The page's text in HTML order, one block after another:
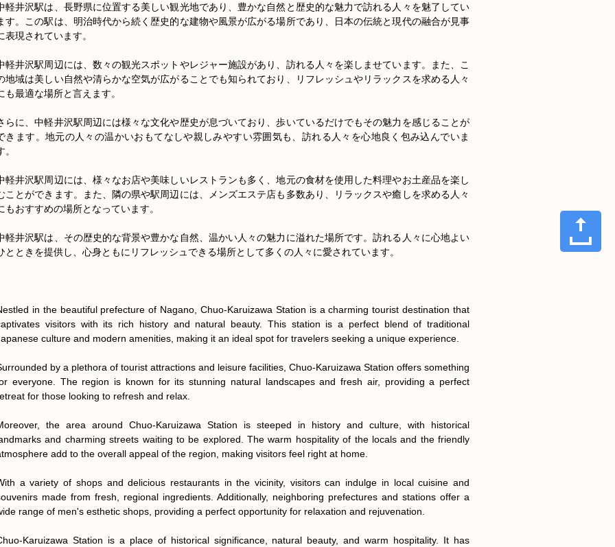
軽井沢駅は、長野県に位置する美しい観光地であり、豊かな自然と歴史的な魅力で訪れる人々を魅了してい
す。この駅は、明治時代から続く歴史的な建物や風景が広がる場所であり、日本の伝統と現代の融合が見事
表現されています。
軽井沢駅周辺には、数々の観光スポットやレジャー施設があり、訪れる人々を楽しませています。また、こ
地域は美しい自然や清らかな空気が広がることでも知られており、リフレッシュやリラックスを求める人々
も最適な場所と言えます。
らに、中軽井沢駅周辺には様々な文化や歴史が息づいており、歩いているだけでもその魅力を感じることが
きます。地元の人々の温かいおもてなしや親しみやすい雰囲気も、訪れる人々を心地良く包み込んでいま
。
軽井沢駅周辺には、様々なお店や美味しいレストランも多く、地元の食材を使用した料理やお土産品を楽し
ことができます。また、隣の県や駅周辺には、メンズエステ店も多数あり、リラックスや癒しを求める人々
もおすすめの場所となっています。
軽井沢駅は、その歴史的な背景や豊かな自然、温かい人々の魅力に溢れた場所です。訪れる人々に心地よい
とときを提供し、心身ともにリフレッシュできる場所として多くの人々に愛されています。
in the beautiful prefecture of Nagano, Chuo-Karuizawa Station is a charming tourist destination that
visitors with its rich history and natural beauty. This station is a perfect blend of traditional
culture and modern amenities, making it an ideal spot for travelers seeking a unique experience.
by a plethora of tourist attractions and leisure facilities, Chuo-Karuizawa Station offers something
everyone. The region is known for its stunning natural landscapes and fresh air, providing a perfect
for those looking to refresh and relax.
the area around Chuo-Karuizawa Station is steeped in history and culture, with historical
and charming streets waiting to be explored. The warm hospitality of the locals and the friendly
add to the overall appeal of the region, making visitors feel right at home.
a variety of shops and delicious restaurants in the vicinity, visitors can indulge in local cuisine and
made from fresh, regional ingredients. Additionally, neighboring prefectures and stations offer a
range of men's esthetic shops, providing a perfect opportunity for relaxation and rejuvenation.
Karuizawa Station is a place of historical significance, natural beauty, and warm hospitality. It has